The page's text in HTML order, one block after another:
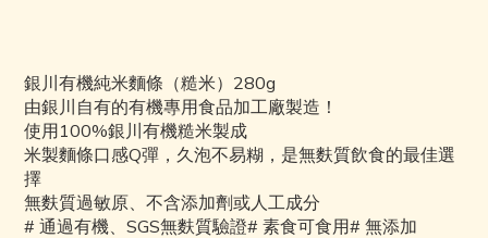
銀川有機純米麵條（糙米）280g
由銀川自有的有機專用食品加工廠製造！
使用100%銀川有機糙米製成
米製麵條口感Q彈，久泡不易糊，是無麩質飲食的最佳選
擇
無麩質過敏原、不含添加劑或人工成分
# 通過有機、SGS無麩質驗證# 素食可食用# 無添加